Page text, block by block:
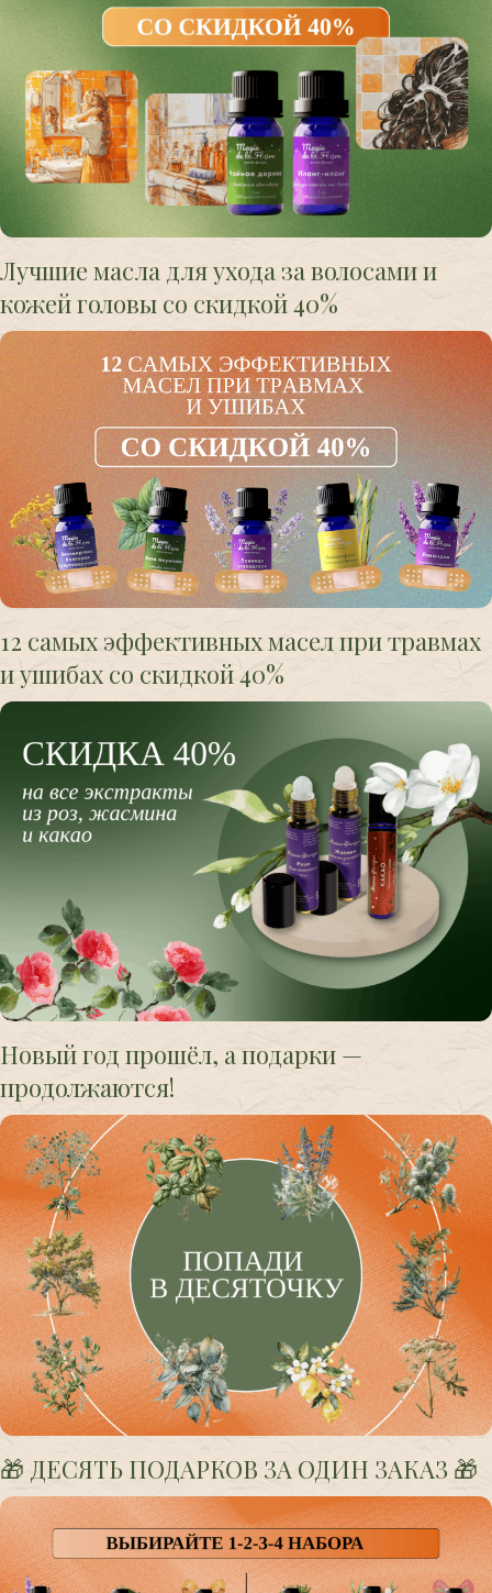
Лучшие масла для ухода за волосами и
кожей головы со скидкой 40%
12 самых эффективных масел при травмах
и ушибах со скидкой 40%
Новый год прошёл, а подарки —
продолжаются!
🎁 ДЕСЯТЬ ПОДАРКОВ ЗА ОДИН ЗАКАЗ 🎁